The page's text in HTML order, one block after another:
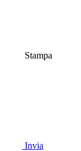
Stampa
Invia